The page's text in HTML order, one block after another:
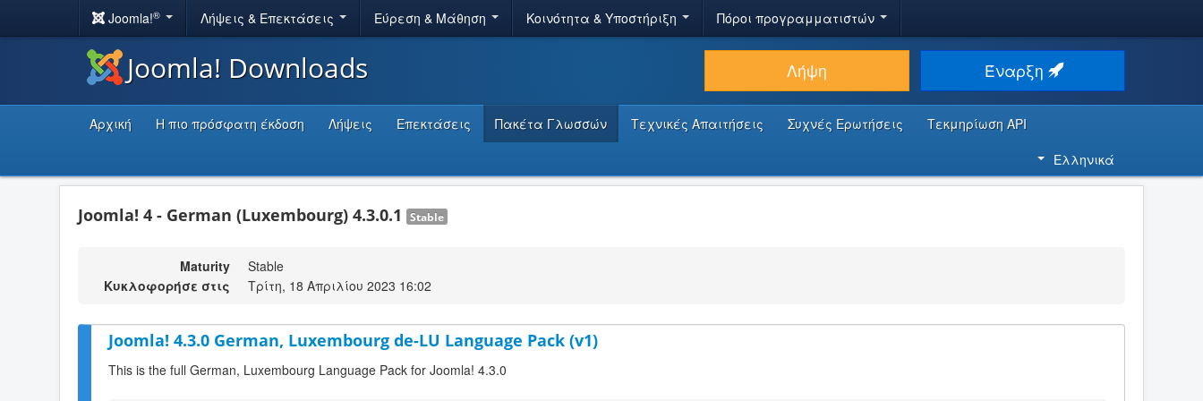
Joomla!® Λήψεις & Επεκτάσεις Εύρεση & Μάθηση Κοινότητα & Υποστήριξη Πόροι προγραμματιστών
Joomla! Downloads Λήψη Έναρξη
Αρχική Η πιο πρόσφατη έκδοση Λήψεις Επεκτάσεις Πακέτα Γλωσσών Τεχνικές Απαιτήσεις Συχνές Ερωτήσεις
Τεκμηρίωση API
Ελληνικά
Joomla! 4 - German (Luxembourg) 4.3.0.1 Stable
Maturity
Stable
Κυκλοφορήσε στις
Τρίτη, 18 Απριλίου 2023 16:02
Joomla! 4.3.0 German, Luxembourg de-LU Language Pack (v1)
This is the full German, Luxembourg Language Pack for Joomla! 4.3.0